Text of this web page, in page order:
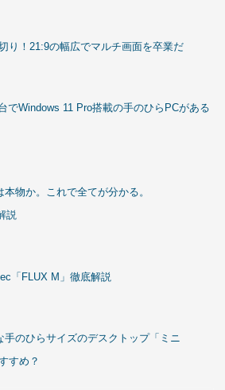
り！21:9の幅広でマルチ画面を卒業だ
でWindows 11 Pro搭載の手のひらPCがある
物か。これで全てが分かる。
説
「FLUX M」徹底解説
のひらサイズのデスクトップ「ミニ
すめ？